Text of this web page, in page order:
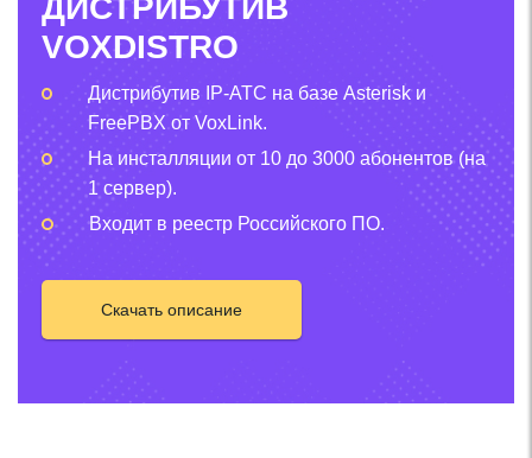
ДИСТРИБУТИВ
VOXDISTRO
Дистрибутив IP-АТС на базе Asterisk и
FreePBX от VoxLink.
На инсталляции от 10 до 3000 абонентов (на
1 сервер).
Входит в реестр Российского ПО.
Скачать описание